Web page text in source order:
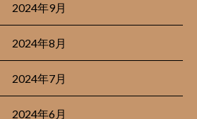
2024年9月
2024年8月
2024年7月
2024年6月